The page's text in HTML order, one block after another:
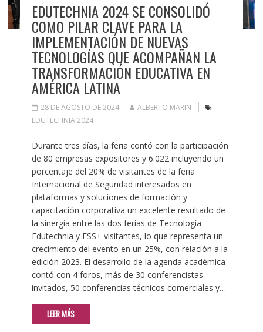
EDUTECHNIA 2024 SE CONSOLIDÓ
COMO PILAR CLAVE PARA LA
IMPLEMENTACIÓN DE NUEVAS
TECNOLOGÍAS QUE ACOMPAÑAN LA
TRANSFORMACIÓN EDUCATIVA EN
AMÉRICA LATINA
28 DE AGOSTO DE 2024
ALBERTO MARIN
EDUTECHNIA 2024
Durante tres días, la feria contó con la participación
de 80 empresas expositores y 6.022 incluyendo un
porcentaje del 20% de visitantes de la feria
Internacional de Seguridad interesados en
plataformas y soluciones de formación y
capacitación corporativa un excelente resultado de
la sinergia entre las dos ferias de Tecnología
Edutechnia y ESS+ visitantes, lo que representa un
crecimiento del evento en un 25%, con relación a la
edición 2023. El desarrollo de la agenda académica
contó con 4 foros, más de 30 conferencistas
invitados, 50 conferencias técnicos comerciales y…
LEER MÁS